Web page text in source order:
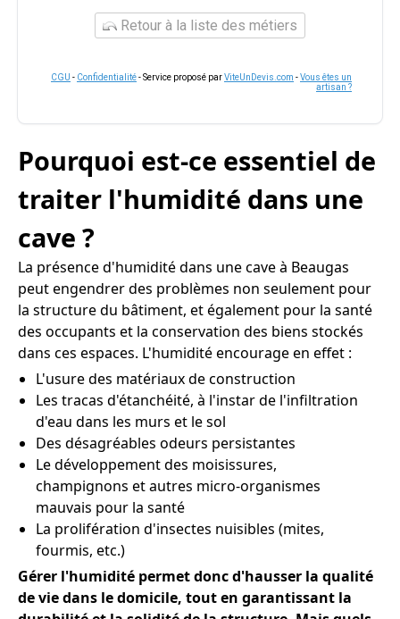
Retour à la liste des métiers
CGU - Confidentialité- Service proposé parViteUnDevis.com -Vous êtes un
artisan ?
Pourquoi est-ce essentiel de
traiter l'humidité dans une
cave ?
La présence d'humidité dans une cave à Beaugas
peut engendrer des problèmes non seulement pour
la structure du bâtiment, et également pour la santé
des occupants et la conservation des biens stockés
dans ces espaces. L'humidité encourage en effet :
L'usure des matériaux de construction
Les tracas d'étanchéité, à l'instar de l'infiltration
d'eau dans les murs et le sol
Des désagréables odeurs persistantes
Le développement des moisissures,
champignons et autres micro-organismes
mauvais pour la santé
La prolifération d'insectes nuisibles (mites,
fourmis, etc.)
Gérer l'humidité permet donc d'hausser la qualité
de vie dans le domicile, tout en garantissant la